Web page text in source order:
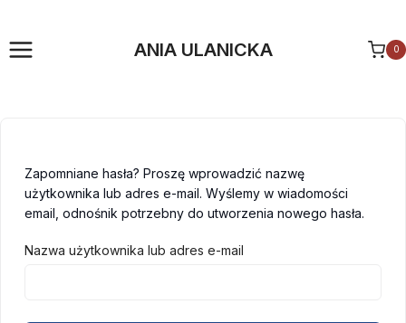
treści
ANIA ULANICKA 0
Zapomniane hasła? Proszę wprowadzić nazwę
użytkownika lub adres e-mail. Wyślemy w wiadomości
email, odnośnik potrzebny do utworzenia nowego hasła.
Nazwa użytkownika lub adres e-mail